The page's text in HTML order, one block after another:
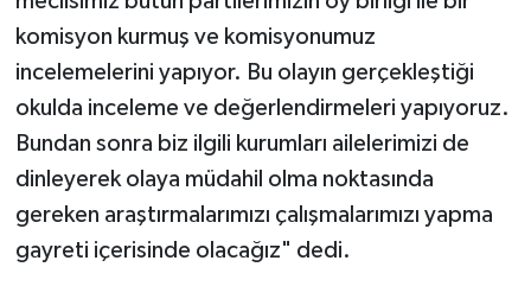
komisyon kurmuş ve komisyonumuz
incelemelerini yapıyor. Bu olayın gerçekleştiği
okulda inceleme ve değerlendirmeleri yapıyoruz.
Bundan sonra biz ilgili kurumları ailelerimizi de
dinleyerek olaya müdahil olma noktasında
gereken araştırmalarımızı çalışmalarımızı yapma
gayreti içerisinde olacağız" dedi.